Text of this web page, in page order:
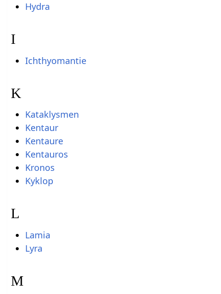
Hydra
I
Ichthyomantie
K
Kataklysmen
Kentaur
Kentaure
Kentauros
Kronos
Kyklop
L
Lamia
Lyra
M